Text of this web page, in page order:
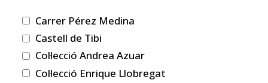
Carrer Pérez Medina
Castell de Tibi
Col·lecció Andrea Azuar
Col·lecció Enrique Llobregat